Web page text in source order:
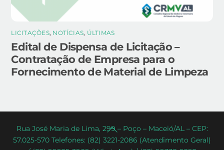
LICITAÇÕES, NOTÍCIAS, ÚLTIMAS
Edital de Dispensa de Licitação –
Contratação de Empresa para o
Fornecimento de Material de Limpeza
Back
To
Rua José Maria de Lima, 299 – Poço – Maceió/AL – CEP:
57.025-570 Telefones: (82) 3221-2086 (Atendimento Geral)